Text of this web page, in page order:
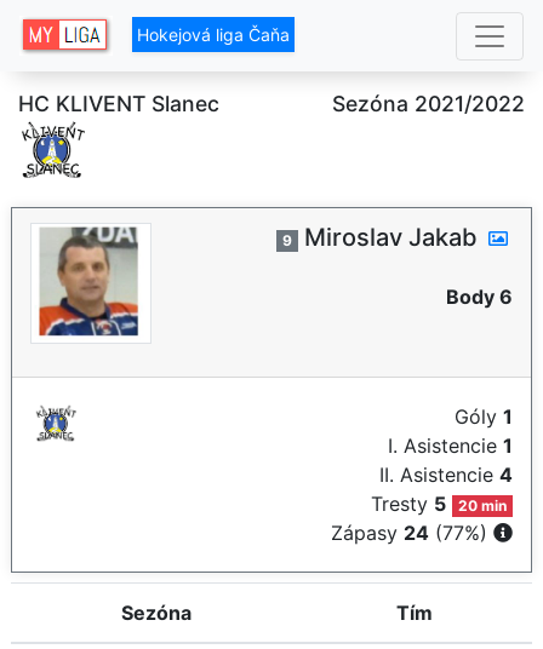
Hokejová liga Čaňa
HC KLIVENT Slanec Sezóna 2021/2022
9 Miroslav Jakab
Body 6
Góly 1
I. Asistencie 1
II. Asistencie 4
Tresty 5 20 min
Zápasy 24 (77%)
Sezóna Tím